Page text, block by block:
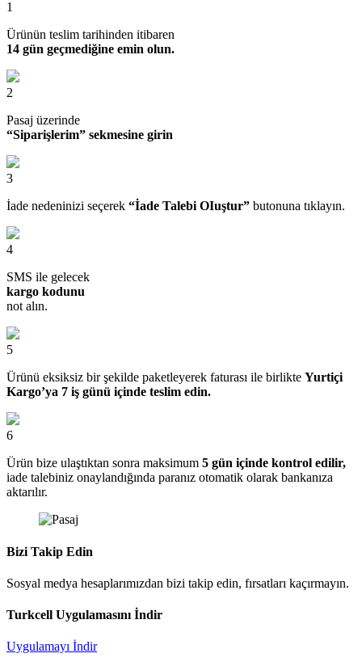
1
Ürünün teslim tarihinden itibaren
14 gün geçmediğine emin olun.
2
Pasaj üzerinde
“Siparişlerim” sekmesine girin
3
İade nedeninizi seçerek “İade Talebi OIuştur” butonuna tıklayın.
4
SMS ile gelecek
kargo kodunu
not alın.
5
Ürünü eksiksiz bir şekilde paketleyerek faturası ile birlikte Yurtiçi
Kargo’ya 7 iş günü içinde teslim edin.
6
Ürün bize ulaştıktan sonra maksimum 5 gün içinde kontrol edilir,
iade talebiniz onaylandığında paranız otomatik olarak bankanıza
aktarılır.
Bizi Takip Edin
Sosyal medya hesaplarımızdan bizi takip edin, fırsatları kaçırmayın.
Turkcell Uygulamasını İndir
Uygulamayı İndir